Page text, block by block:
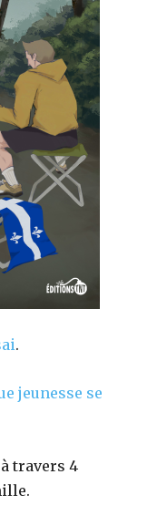
.
jeunesse se
travers 4